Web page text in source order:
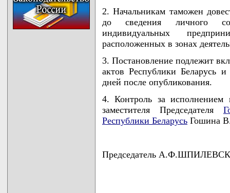
2. Начальникам таможен
до сведения личного
индивидуальных
расположенных в зонах
3. Постановление подлежит
актов Республики Беларусь
дней после опубликования.
4. Контроль за исполнением
заместителя Председателя
Республики Беларусь Гошина
Председатель